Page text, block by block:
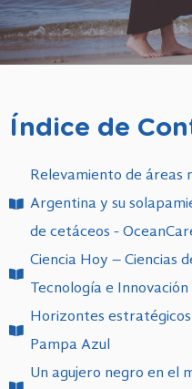
Índice de
Relevamiento de áreas
Argentina y su
de cetáceos -
Ciencia Hoy – Ciencias
Tecnología e
Horizontes
Pampa Azul
Un agujero negro en el